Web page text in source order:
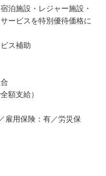
泊施設・レジャー施設・
ービスを特別優待価格に
ス補助
額支給）
雇用保険：有／労災保